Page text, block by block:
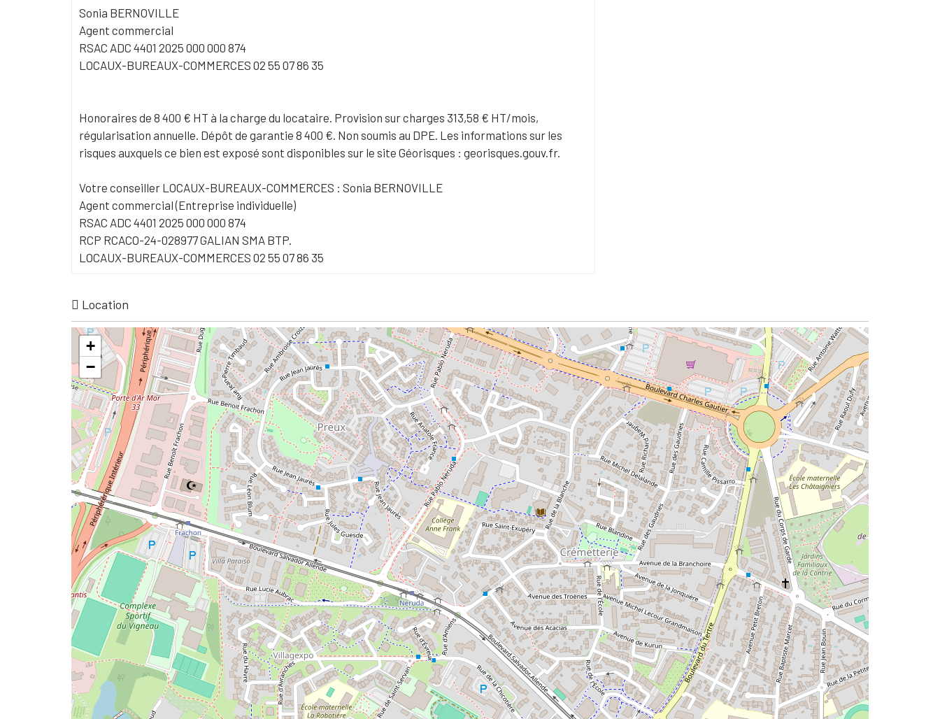
Sonia BERNOVILLE
Agent commercial
RSAC ADC 4401 2025 000 000 874
LOCAUX-BUREAUX-COMMERCES 02 55 07 86 35
Honoraires de 8 400 € HT à la charge du locataire. Provision sur charges 313,58 € HT/mois,
régularisation annuelle. Dépôt de garantie 8 400 €. Non soumis au DPE. Les informations sur les
risques auxquels ce bien est exposé sont disponibles sur le site Géorisques : georisques.gouv.fr.
Votre conseiller LOCAUX-BUREAUX-COMMERCES : Sonia BERNOVILLE
Agent commercial (Entreprise individuelle)
RSAC ADC 4401 2025 000 000 874
RCP RCACO-24-028977 GALIAN SMA BTP.
LOCAUX-BUREAUX-COMMERCES 02 55 07 86 35
Location
+
−